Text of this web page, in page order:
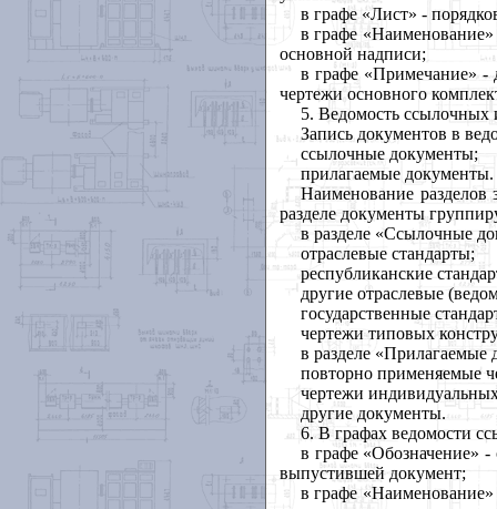
в графе «Лист» -
в графе
основной надписи;
в графе «Примечание» -
чертежи основного
5. Ведомость ссылочных
Запись документов в
ссылочные документы;
прилагаемые документы.
Наименование
разделе документы
в разделе «Ссылочные
отраслевые стандарты;
республиканские
другие отраслевые
государственные
чертежи типовых
в разделе «Прилагаемые
повторно применяемые
чертежи
другие документы.
6. В графах ведомости
в графе «Обозначение»
выпустившей документ;
в графе